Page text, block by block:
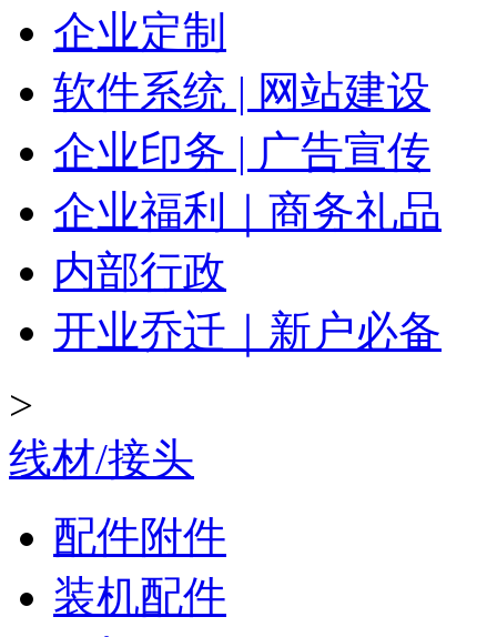
企业定制
软件系统 | 网站建设
企业印务 | 广告宣传
企业福利｜商务礼品
内部行政
开业乔迁｜新户必备
>
线材/接头
配件附件
装机配件